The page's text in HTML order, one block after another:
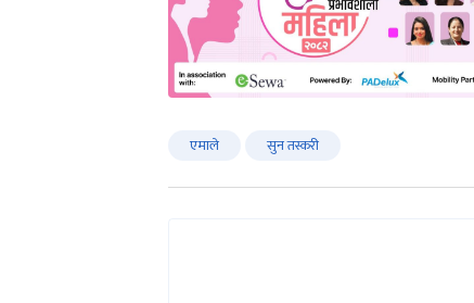
एमाले सुन तस्करी